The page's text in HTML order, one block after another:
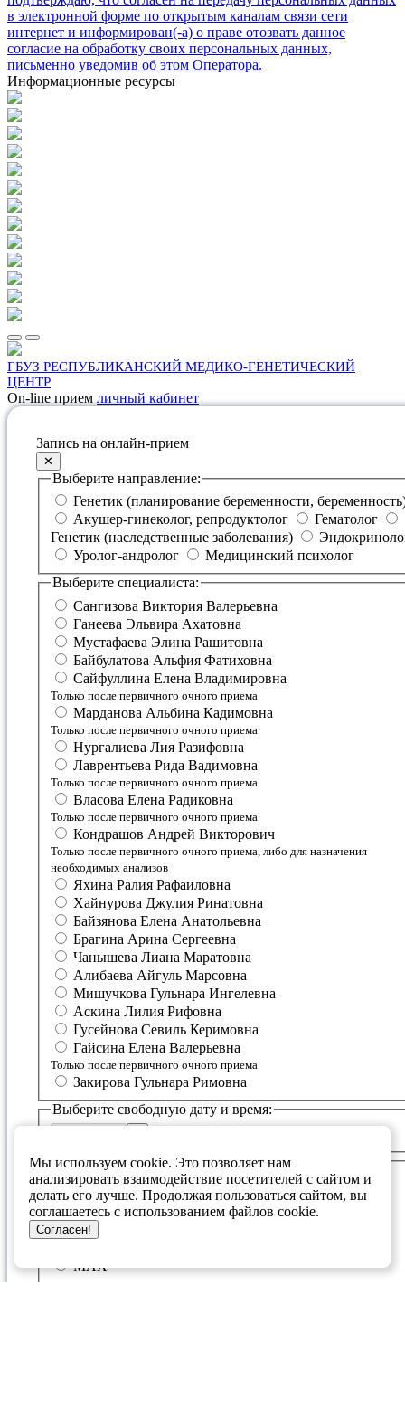
в электронной форме по открытым каналам связи сети
интернет и информирован(-а) о праве отозвать данное
согласие на обработку своих персональных данных,
письменно уведомив об этом Оператора.
Информационные ресурсы
ГБУЗ РЕСПУБЛИКАНСКИЙ МЕДИКО-ГЕНЕТИЧЕСКИЙ
ЦЕНТР
On-line прием личный кабинет
Мы используем cookie. Это позволяет нам
анализировать взаимодействие посетителей с сайтом и
делать его лучше. Продолжая пользоваться сайтом, вы
соглашаетесь с использованием файлов cookie.
Согласен!
Запись на онлайн-прием
✕
Выберите направление:
Генетик (планирование беременности,
Акушер-гинеколог, репродуктолог
Гематолог
Генетик (наследственные заболевания)
Уролог-андролог
Медицинский психолог
Выберите специалиста:
Сангизова Виктория Валерьевна
Ганеева Эльвира Ахатовна
Мустафаева Элина Рашитовна
Байбулатова Альфия Фатиховна
Сайфуллина Елена Владимировна
Только после первичного очного приема
Марданова Альбина Кадимовна
Только после первичного очного приема
Нургалиева Лия Разифовна
Лаврентьева Рида Вадимовна
Только после первичного очного приема
Власова Елена Радиковна
Только после первичного очного приема
Кондрашов Андрей Викторович
Только после первичного очного приема, либо для назначения
необходимых анализов
Яхина Ралия Рафаиловна
Хайнурова Джулия Ринатовна
Байзянова Елена Анатольевна
Брагина Арина Сергеевна
Чанышева Лиана Маратовна
Алибаева Айгуль Марсовна
Мишучкова Гульнара Ингелевна
Аскина Лилия Рифовна
Гусейнова Севиль Керимовна
Гайсина Елена Валерьевна
Только после первичного очного приема
Закирова Гульнара Римовна
Выберите свободную дату и время:
Заполните свои данные:
День рождения
Мессенджер для связи
Telegram
MAX